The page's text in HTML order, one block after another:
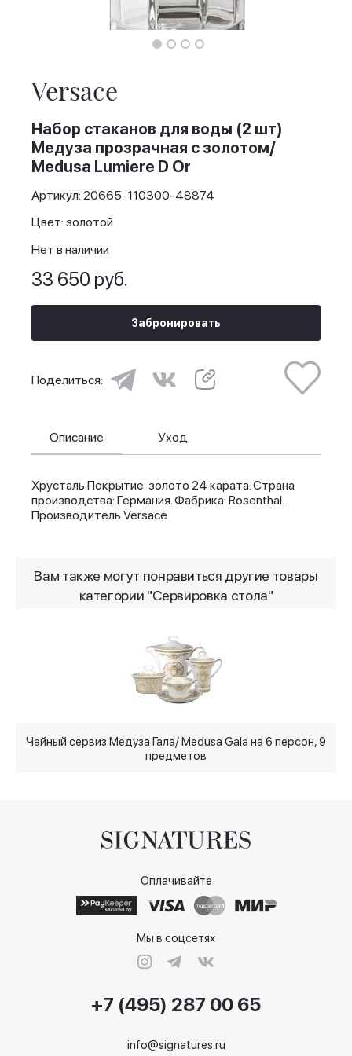
beginning
of
the
images
gallery
Versace
Набор стаканов для воды (2 шт)
Медуза прозрачная с золотом/
Medusa Lumiere D Or
Артикул: 20665-110300-48874
Цвет: золотой
Нет в наличии
33 650 руб.
Забронировать
Поделиться:
Описание
Хрусталь.Покрытие: золото 24 карата. Страна
производства: Германия. Фабрика: Rosenthal.
Производитель Versace
Уход
Вам также могут понравиться другие товары
категории "Сервировка стола"
Чайный сервиз Медуза Гала/ Medusa Gala на 6 персон, 9
предметов
Оплачивайте
Мы в соцсетях
+7 (495) 287 00 65
info@signatures.ru